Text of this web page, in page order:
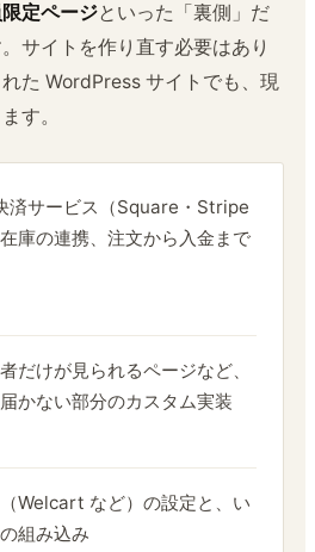
定ページといった「裏側」だ
サイトを作り直す必要はあり
た WordPress サイトでも、現
す。
済サービス（Square・Stripe
庫の連携、注文から入金まで
だけが見られるページなど、
かない部分のカスタム実装
Welcart など）の設定と、い
組み込み